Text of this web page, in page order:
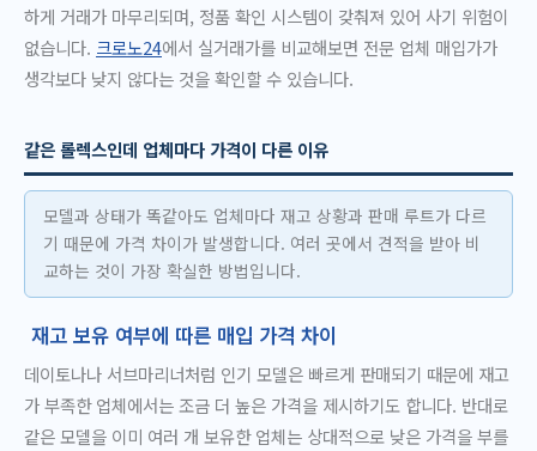
하게 거래가 마무리되며, 정품 확인 시스템이 갖춰져 있어 사기 위험이
없습니다. 크로노24에서 실거래가를 비교해보면 전문 업체 매입가가
생각보다 낮지 않다는 것을 확인할 수 있습니다.
같은 롤렉스인데 업체마다 가격이 다른 이유
모델과 상태가 똑같아도 업체마다 재고 상황과 판매 루트가 다르
기 때문에 가격 차이가 발생합니다. 여러 곳에서 견적을 받아 비
교하는 것이 가장 확실한 방법입니다.
재고 보유 여부에 따른 매입 가격 차이
데이토나나 서브마리너처럼 인기 모델은 빠르게 판매되기 때문에 재고
가 부족한 업체에서는 조금 더 높은 가격을 제시하기도 합니다. 반대로
같은 모델을 이미 여러 개 보유한 업체는 상대적으로 낮은 가격을 부를